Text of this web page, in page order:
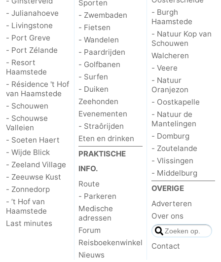
- Julianahoeve
- Livingstone
- Port Greve
- Port Zélande
- Resort
Haamstede
- Résidence 't Hof
van Haamstede
- Schouwen
- Schouwse
Valleien
- Soeten Haert
- Wijde Blick
- Zeeland Village
- Zeeuwse Kust
- Zonnedorp
- ’t Hof van
Haamstede
Last minutes
Sporten
- Zwembaden
- Fietsen
- Wandelen
- Paardrijden
- Golfbanen
- Surfen
- Duiken
Zeehonden
Evenementen
- Straôrijden
Eten en drinken
PRAKTISCHE
INFO.
Route
- Parkeren
Medische
adressen
Forum
Reisboekenwinkel
Nieuws
- Burgh
Haamstede
- Natuur Kop van
Schouwen
Walcheren
- Veere
- Natuur
Oranjezon
- Oostkapelle
- Natuur de
Mantelingen
- Domburg
- Zoutelande
- Vlissingen
- Middelburg
OVERIGE
Adverteren
Over ons
Contact